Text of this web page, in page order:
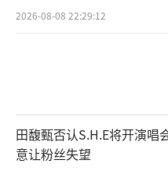
2026-08-08 22:29:12
田馥甄否认S.H.E将开演唱
意让粉丝失望